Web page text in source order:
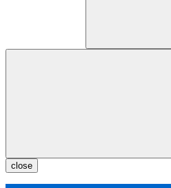
close